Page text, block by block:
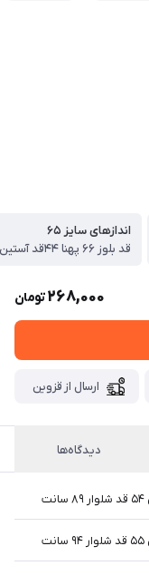
اندازهای سایز ۶۵
268,000تومان
ارسال از قزوین
دیدگاه‌ها